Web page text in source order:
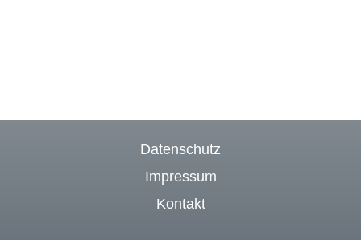
Datenschutz
Impressum
Kontakt